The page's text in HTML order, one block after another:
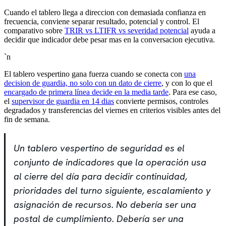
Cuando el tablero llega a direccion con demasiada confianza en
frecuencia, conviene separar resultado, potencial y control. El
comparativo sobre TRIR vs LTIFR vs severidad potencial ayuda a
decidir que indicador debe pesar mas en la conversacion ejecutiva.
`n
El tablero vespertino gana fuerza cuando se conecta con una
decision de guardia, no solo con un dato de cierre, y con lo que el
encargado de primera línea decide en la media tarde. Para ese caso,
el supervisor de guardia en 14 dias convierte permisos, controles
degradados y transferencias del viernes en criterios visibles antes del
fin de semana.
Un tablero vespertino de seguridad es el
conjunto de indicadores que la operación usa
al cierre del día para decidir continuidad,
prioridades del turno siguiente, escalamiento y
asignación de recursos. No debería ser una
postal de cumplimiento. Debería ser una